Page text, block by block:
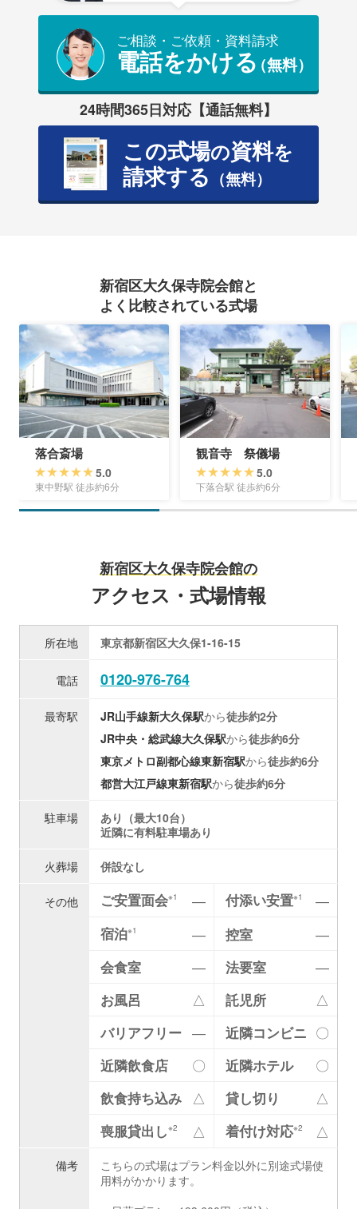
ご相談・ご依頼・資料請求
電話をかける（無料）
24時間365日対応【通話無料】
この式場の資料を
請求する （無料）
新宿区大久保寺院会館と
よく比較されている式場
落合斎場
5.0
東中野駅 徒歩約6分
観音寺 祭儀場
5.0
下落合駅 徒歩約6分
新宿区大久保寺院会館の
アクセス・式場情報
所在地 東京都新宿区大久保1-16-15
電話 0120-976-764
最寄駅 JR山手線新大久保駅から徒歩約2分
JR中央・総武線大久保駅から徒歩約6分
東京メトロ副都心線東新宿駅から徒歩約6分
都営大江戸線東新宿駅から徒歩約6分
駐車場
あり（最大10台）
近隣に有料駐車場あり
火葬場 併設なし
その他 ご安置面会※1 ― 付添い安置※1
―
宿泊※1 ― 控室
―
会食室
― 法要室
―
お風呂
△ 託児所
△
バリアフリー ― 近隣コンビニ 〇
近隣飲食店
〇 近隣ホテル
〇
飲食持ち込み
△ 貸し切り
△
喪服貸出し※2 △ 着付け対応※2 △
備考
こちらの式場はプラン料金以外に別途式場使
用料がかかります。